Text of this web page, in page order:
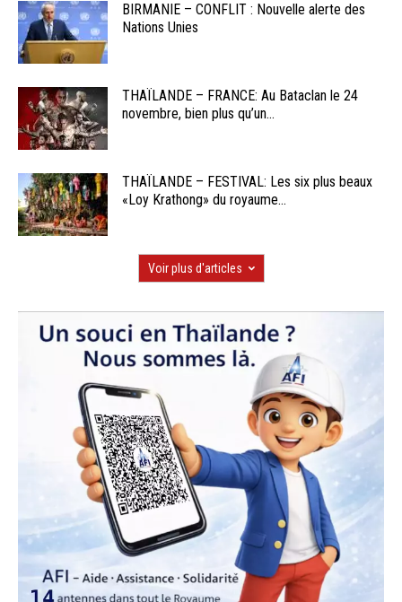
BIRMANIE – CONFLIT : Nouvelle alerte des
Nations Unies
THAÏLANDE – FRANCE: Au Bataclan le 24
novembre, bien plus qu’un...
THAÏLANDE – FESTIVAL: Les six plus beaux
«Loy Krathong» du royaume...
Voir plus d'articles